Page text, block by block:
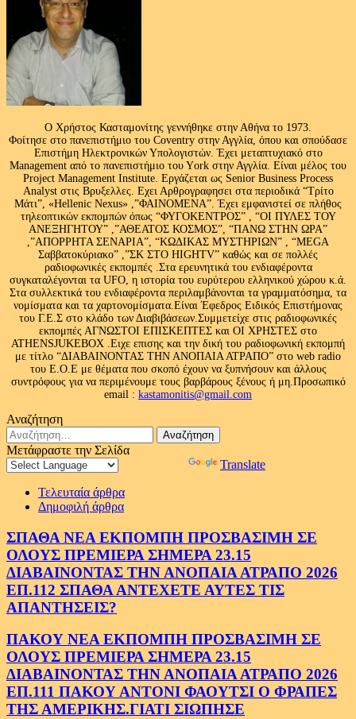
Ο Χρήστος Κασταμονίτης γεννήθηκε στην Αθήνα το 1973.
Φοίτησε στο πανεπιστήμιο του Coventry στην Αγγλία, όπου και σπούδασε
Επιστήμη Ηλεκτρονικών Υπολογιστών. Έχει μεταπτυχιακό στο
Management από το πανεπιστήμιο του Υork στην Αγγλία. Είναι μέλος του
Project Management Institute. Εργάζεται ως Senior Business Process
Analyst στις Βρυξελλες. Εχει Αρθρογραφησει στα περιοδικά “Τρίτο
Μάτι”, «Hellenic Nexus» ,”ΦΑΙΝΟΜΕΝΑ”. Έχει εμφανιστεί σε πλήθος
τηλεοπτικών εκπομπών όπως “ΦΥΓΟΚΕΝΤΡΟΣ” , “ΟΙ ΠΥΛΕΣ ΤΟΥ
ΑΝΕΞΗΓΗΤΟΥ” ,”ΑΘΕΑΤΟΣ ΚΟΣΜΟΣ”, “ΠΑΝΩ ΣΤΗΝ ΩΡΑ”
,”ΑΠΟΡΡΗΤΑ ΣΕΝΑΡΙΑ”, “ΚΩΔΙΚΑΣ ΜΥΣΤΗΡΙΩΝ” , “MEGA
Σαββατοκύριακο” ,”ΣΚ ΣΤΟ HIGHTV” καθώς και σε πολλές
ραδιοφωνικές εκπομπές .Στα ερευνητικά του ενδιαφέροντα
συγκαταλέγονται τα UFO, η ιστορία του ευρύτερου ελληνικού χώρου κ.ά.
Στα συλλεκτικά του ενδιαφέροντα περιλαμβάνονται τα γραμματόσημα, τα
νομίσματα και τα χαρτονομίσματα.Είναι Έφεδρος Ειδικός Επιστήμονας
του Γ.Ε.Σ στο κλάδο των Διαβιβάσεων.Συμμετείχε στις ραδιοφωνικές
εκπομπές ΑΓΝΩΣΤΟΙ ΕΠΙΣΚΕΠΤΕΣ και ΟΙ ΧΡΗΣΤΕΣ στο
ATHENSJUKEBOX .Ειχε επισης και την δική του ραδιοφωνική εκπομπή
με τίτλο “ΔΙΑΒΑΙΝΟΝΤΑΣ ΤΗΝ ΑΝΟΠΑΙΑ ΑΤΡΑΠΟ” στο web radio
του Ε.Ο.Ε με θέματα που σκοπό έχουν να ξυπνήσουν και άλλους
συντρόφους για να περιμένουμε τους βαρβάρους ξένους ή μη.Προσωπικό
email : kastamonitis@gmail.com
Αναζήτηση
Αναζήτηση
για:
Μετάφραστε την Σελίδα
Translate
Τελευταία άρθρα
Δημοφιλή άρθρα
ΣΠΑΘΑ ΝΕΑ ΕΚΠΟΜΠΗ ΠΡΟΣΒΑΣΙΜΗ ΣΕ
ΟΛΟΥΣ ΠΡΕΜΙΕΡΑ ΣΗΜΕΡΑ 23.15
ΔΙΑΒΑΙΝΟΝΤΑΣ ΤΗΝ ΑΝΟΠΑΙΑ ΑΤΡΑΠΟ 2026
ΕΠ.112 ΣΠΑΘΑ ΑΝΤΕΧΕΤΕ ΑΥΤΕΣ ΤΙΣ
ΑΠΑΝΤΗΣΕΙΣ?
ΠΑΚΟΥ ΝΕΑ ΕΚΠΟΜΠΗ ΠΡΟΣΒΑΣΙΜΗ ΣΕ
ΟΛΟΥΣ ΠΡΕΜΙΕΡΑ ΣΗΜΕΡΑ 23.15
ΔΙΑΒΑΙΝΟΝΤΑΣ ΤΗΝ ΑΝΟΠΑΙΑ ΑΤΡΑΠΟ 2026
ΕΠ.111 ΠΑΚΟΥ ΑΝΤΟΝΙ ΦΑΟΥΤΣΙ Ο ΦΡΑΠΕΣ
ΤΗΣ ΑΜΕΡΙΚΗΣ.ΓΙΑΤΙ ΣΙΩΠΗΣΕ